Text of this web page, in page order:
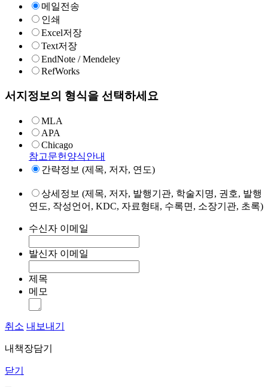
메일전송
인쇄
Excel저장
Text저장
EndNote / Mendeley
RefWorks
서지정보의 형식을 선택하세요
MLA
APA
Chicago
참고문헌양식안내
간략정보 (제목, 저자, 연도)
상세정보 (제목, 저자, 발행기관, 학술지명, 권호, 발행
연도, 작성언어, KDC, 자료형태, 수록면, 소장기관, 초록)
수신자 이메일
발신자 이메일
제목
메모
취소 내보내기
내책장담기
닫기